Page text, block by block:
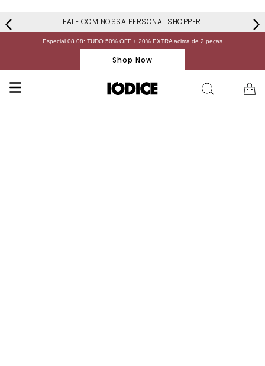
FALE COM NOSSA PERSONAL SHOPPER.
Especial 08.08: TUDO 50% OFF + 20% EXTRA acima de 2 peças
Shop Now